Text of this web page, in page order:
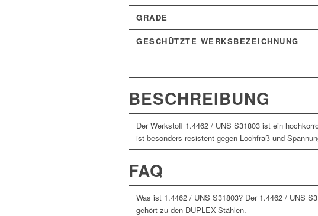
GRADE
GESCHÜTZTE WERKSBEZEICHNUNG
BESCHREIBUNG
Der Werkstoff 1.4462 / UNS S31803 ist ein
ist besonders resistent gegen Lochfraß und
FAQ
Was ist 1.4462 / UNS S31803? Der 1.4462 / UNS
gehört zu den DUPLEX-Stählen.